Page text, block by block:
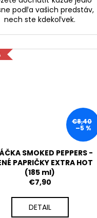
podľa vašich predstáv,
nech ste kdekoľvek.
€8,40
–5 %
SMOKED PEPPERS -
PAPRIČKY EXTRA HOT
(185 ml)
€7,90
DETAIL